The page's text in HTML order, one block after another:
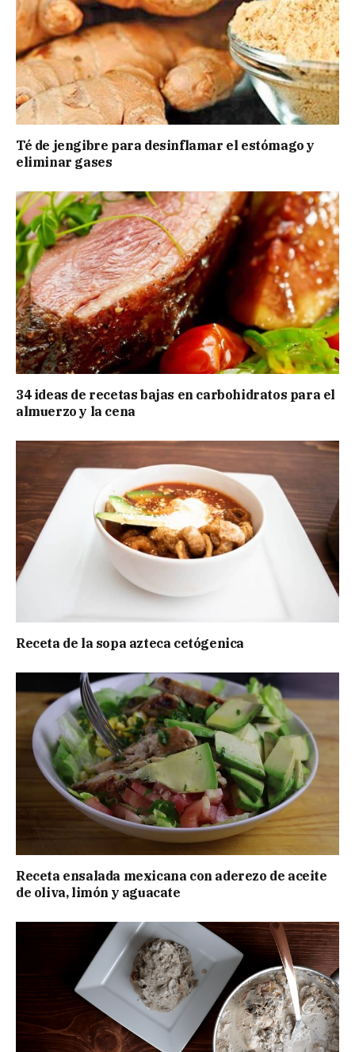
Té de jengibre para desinflamar el estómago y
eliminar gases
34 ideas de recetas bajas en carbohidratos para el
almuerzo y la cena
Receta de la sopa azteca cetógenica
Receta ensalada mexicana con aderezo de aceite
de oliva, limón y aguacate